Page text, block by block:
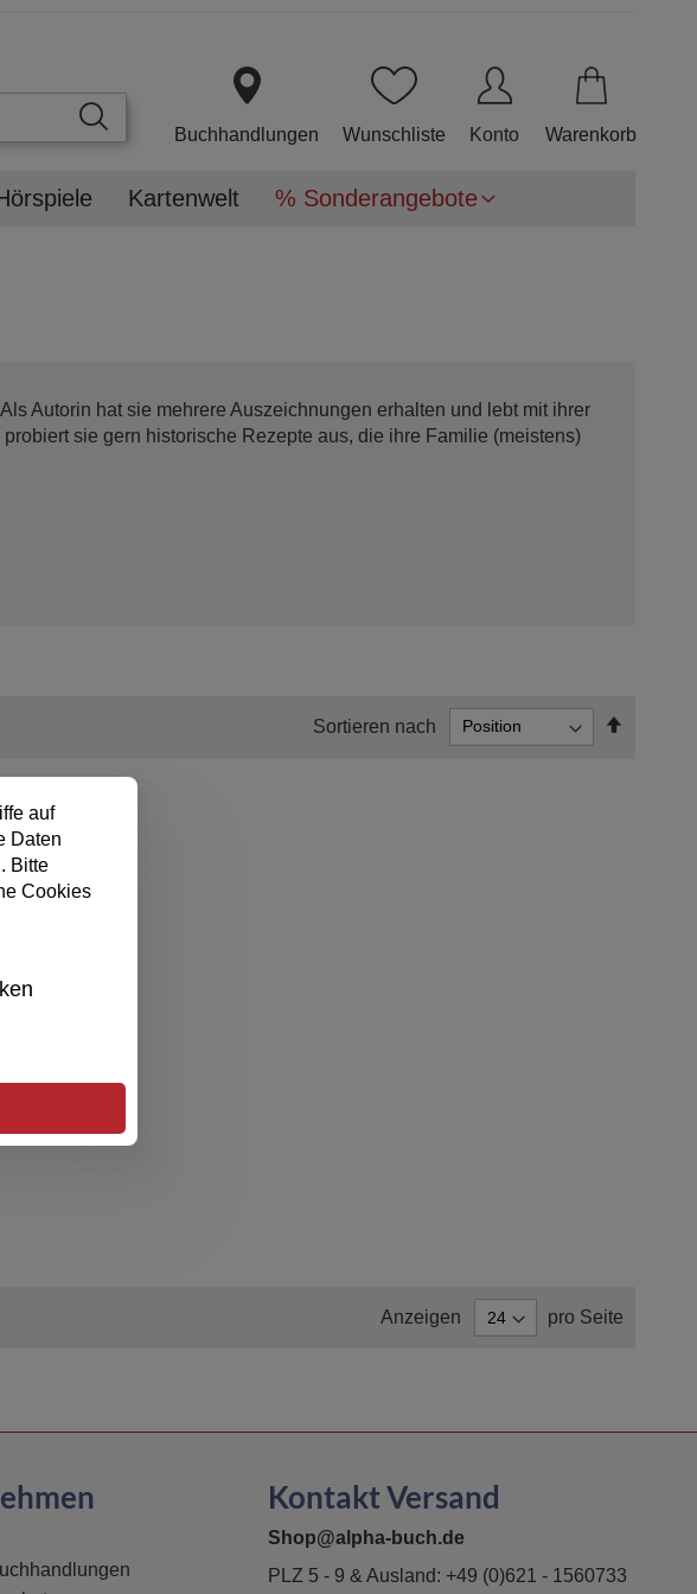
Buchhandlungen Wunschliste Konto Warenkorb
Kartenwelt % Sonderangebote
Autorin hat sie mehrere Auszeichnungen erhalten und lebt mit ihrer
sie gern historische Rezepte aus, die ihre Familie (meistens)
Sortieren nach
Anzeigen pro Seite
auf
Daten
Bitte
Cookies
Kontakt Versand
Shop@alpha-buch.de
PLZ 5 - 9 & Ausland: +49 (0)621 - 1560733